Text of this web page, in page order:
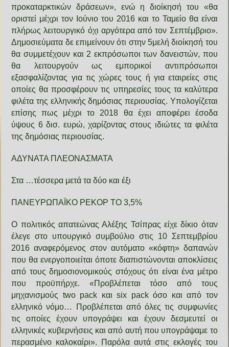
προκαταρκτικών δράσεων», ενώ η διοίκησή του «θα
οριστεί μέχρι τον Ιούνιο του 2016 και το Ταμείο θα είναι
πλήρως λειτουργικό όχι αργότερα από τον Σεπτέμβριο».
Δημοσιεύματα δε επιμείνουν ότι στην 5μελή διοίκησή του
θα συμμετέχουν και 2 εκπρόσωποι των δανειστών, που
θα λειτουργούν ως εμπορικοί αντιπρόσωποι
εξασφαλίζοντας για τις χώρες τους ή για εταιρείες στις
οποίες θα προσφέρουν τις υπηρεσίες τους τα καλύτερα
φιλέτα της ελληνικής δημόσιας περιουσίας. Υπολογίζεται
επίσης πως μέχρι το 2018 θα έχει αποφέρει έσοδα
ύψους 6 δισ. ευρώ, χαρίζοντας στους ιδιώτες τα φιλέτα
της δημόσιας περιουσίας.
ΑΔΥΝΑΤΑ ΠΛΕΟΝΑΣΜΑΤΑ
Στα …τέσσερα μετά τα δύο και έξι
ΠΑΝΕΥΡΩΠΑΪΚΟ ΡΕΚΟΡ ΤΟ 3,5%
Ο πολιτικός απατεώνας Αλέξης Τσίπρας είχε δίκιο όταν
έλεγε στο υπουργικό συμβούλιο στις 10 Σεπτεμβρίου
2016 αναφερόμενος στον αυτόματο «κόφτη» δαπανών
που θα ενεργοποιείται όποτε διαπιστώνονται αποκλίσεις
από τους δημοσιονομικούς στόχους ότι είναι ένα μέτρο
που προϋπήρχε. «Προβλέπεται τόσο από τους
μηχανισμούς two pack και six pack όσο και από τον
ελληνικό νόμο… Προβλέπεται από όλες τις συμφωνίες
τις οποίες έχουν υπογράψει και έχουν δεσμευτεί οι
ελληνικές κυβερνήσεις και από αυτή που υπογράψαμε το
περασμένο καλοκαίρι». Παρόλα αυτά στις εκλογές του